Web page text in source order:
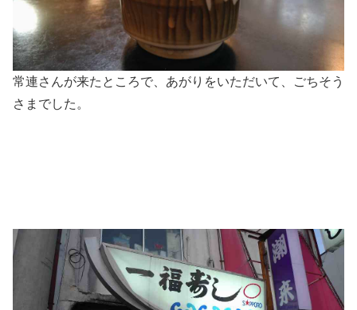
常連さんが来たところで、あがりをいただいて、ごちそう
さまでした。